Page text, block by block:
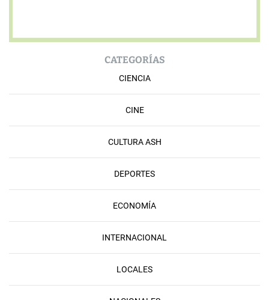
CATEGORÍAS
CIENCIA
CINE
CULTURA ASH
DEPORTES
ECONOMÍA
INTERNACIONAL
LOCALES